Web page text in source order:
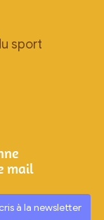
sport
mail